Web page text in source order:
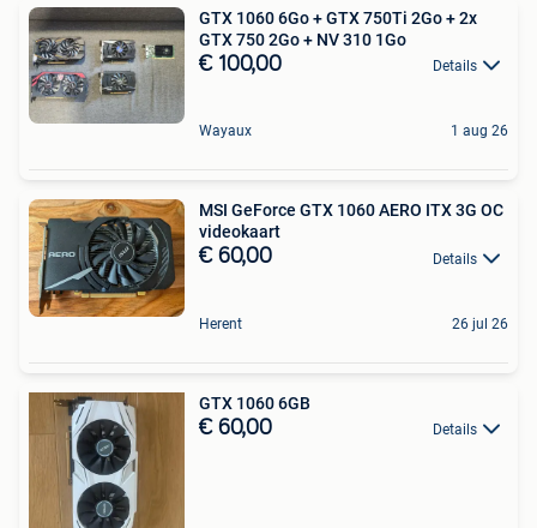
GTX 1060 6Go + GTX 750Ti 2Go + 2x
GTX 750 2Go + NV 310 1Go
€ 100,00 Details
Wayaux 1 aug 26
MSI GeForce GTX 1060 AERO ITX 3G OC
videokaart
€ 60,00 Details
Herent 26 jul 26
GTX 1060 6GB
€ 60,00 Details